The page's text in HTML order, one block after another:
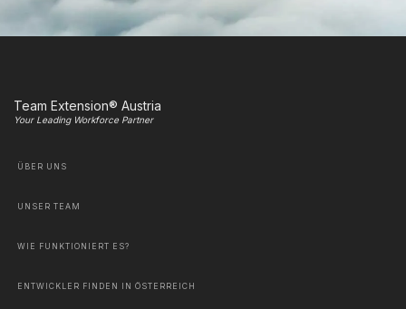
Team Extension® Austria
Your Leading Workforce Partner
ÜBER UNS
UNSER TEAM
WIE FUNKTIONIERT ES?
ENTWICKLER FINDEN IN ÖSTERREICH